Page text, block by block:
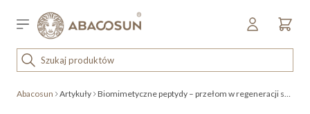
Sklep detaliczny
OUTLET
KOSMETYKI
Abacosun Artykuły Biomimetyczne peptydy – przełom w regeneracji skóry i skin longevity